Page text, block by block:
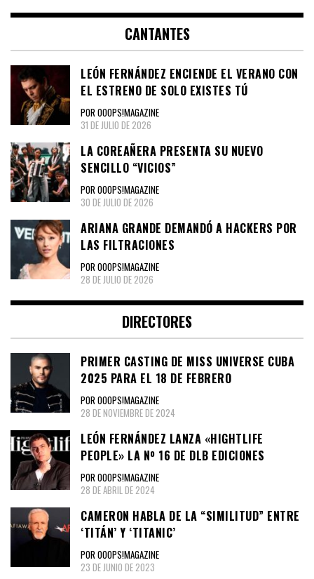
CANTANTES
LEÓN FERNÁNDEZ ENCIENDE EL VERANO CON
EL ESTRENO DE SOLO EXISTES TÚ
POR OOOPS!MAGAZINE
31 DE JULIO DE 2026
LA COREAÑERA PRESENTA SU NUEVO
SENCILLO “VICIOS”
POR OOOPS!MAGAZINE
30 DE JULIO DE 2026
ARIANA GRANDE DEMANDÓ A HACKERS POR
LAS FILTRACIONES
POR OOOPS!MAGAZINE
28 DE JULIO DE 2026
DIRECTORES
PRIMER CASTING DE MISS UNIVERSE CUBA
2025 PARA EL 18 DE FEBRERO
POR OOOPS!MAGAZINE
28 DE NOVIEMBRE DE 2024
LEÓN FERNÁNDEZ LANZA «HIGHTLIFE
PEOPLE» LA Nº 16 DE DLB EDICIONES
POR OOOPS!MAGAZINE
28 DE ABRIL DE 2024
CAMERON HABLA DE LA “SIMILITUD” ENTRE
‘TITÁN’ Y ‘TITANIC’
POR OOOPS!MAGAZINE
23 DE JUNIO DE 2023